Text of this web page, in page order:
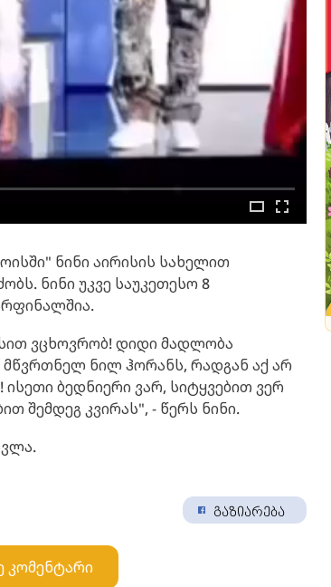
ნინი აირისის სახელით
ნინი უკვე საუკეთესო 8
ვცხოვრობ! დიდი მადლობა
მწვრთნელ ნილ ჰორანს, რადგან აქ არ
ბედნიერი ვარ, სიტყვებით ვერ
შემდეგ კვირას", - წერს ნინი.
გაზიარება
კომენტარი